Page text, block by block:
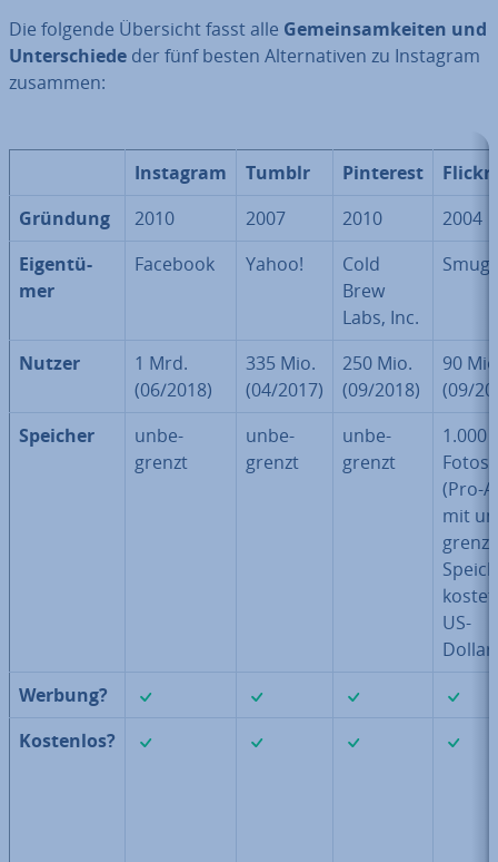
Die folgende Übersicht fasst alle Ge­mein­sam­kei­ten und
Un­ter­schie­de der fünf besten Al­ter­na­ti­ven zu Instagram
zusammen:
Instagram Tumblr Pinterest
Flickr
Gründung
2010 2007 2010
2004
Ei­gen­tü­
mer
Facebook Yahoo!
Cold
Brew
Labs, Inc.
Nutzer
1 Mrd.
(06/2018)
335 Mio.
(04/2017)
250 Mio.
(09/2018)
90
(09/
Speicher
un­be­
grenzt
un­be­
grenzt
un­be­
grenzt
1.000
(Pro-
mit
kostet
US-
Werbung?
Kostenlos?